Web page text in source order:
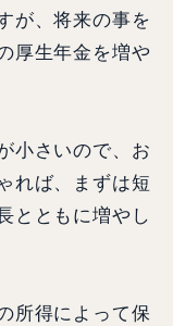
が、将来の事を
厚生年金を増や
小さいので、お
れば、まずは短
とともに増やし
所得によって保